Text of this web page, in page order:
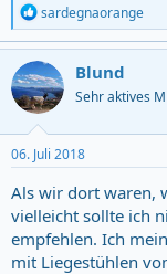
R
e
a
c
t
i
o
n
s
:
sardegnaorange
Blund
Sehr aktives
06. Juli 2018
Als wir dort waren,
vielleicht sollte ich
empfehlen. Ich
mit Liegestühlen